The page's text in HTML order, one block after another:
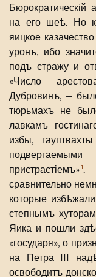
Бюрократическій
на его шеѣ. Но
яицкое
уронъ, ибо
подъ стражу и
«Число
Дубровинъ, —
тюрьмахъ не
лавкамъ
избы,
пристрастіемъ»1.
сравнительно
которые
степнымъ
Яика и пошли
«государя», о
на Петра III
освободитъ